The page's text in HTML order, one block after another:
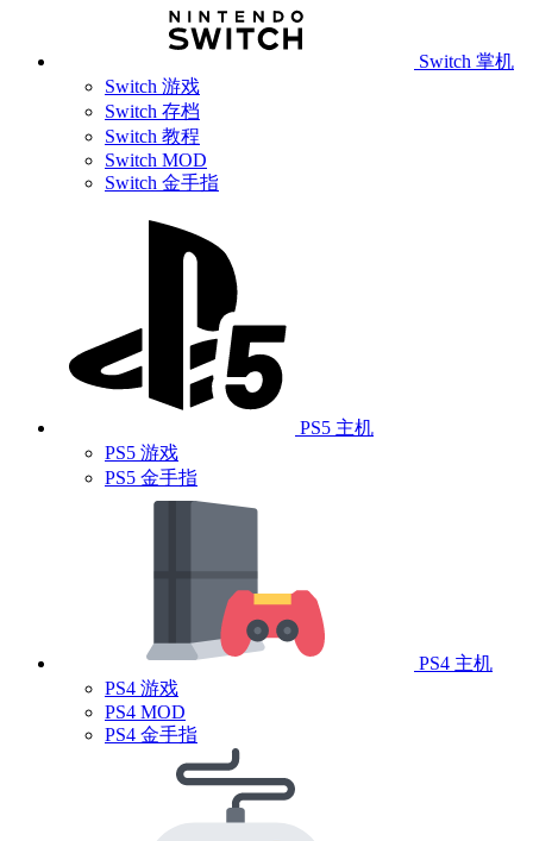
Switch 掌机
Switch 游戏
Switch 存档
Switch 教程
Switch MOD
Switch 金手指
PS5 主机
PS5 游戏
PS5 金手指
PS4 主机
PS4 游戏
PS4 MOD
PS4 金手指